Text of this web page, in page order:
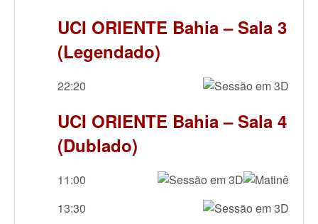
UCI ORIENTE Bahia – Sala 3
(Legendado)
22:20
UCI ORIENTE Bahia – Sala 4
(Dublado)
11:00
13:30